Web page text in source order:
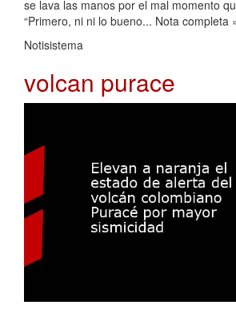
se lava las manos por el mal momento
“Primero, ni ni lo bueno... Nota completa
Notisistema
volcan purace